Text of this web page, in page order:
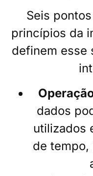
Seis
princípios da
definem esse
dados
utilizados
de